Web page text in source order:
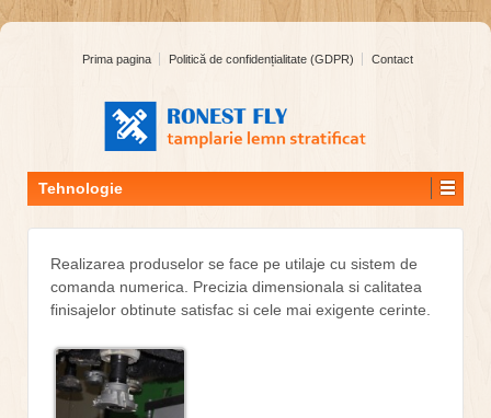
Prima pagina Politică de confidențialitate (GDPR) Contact
Tehnologie
Realizarea produselor se face pe utilaje cu sistem de
comanda numerica. Precizia dimensionala si calitatea
finisajelor obtinute satisfac si cele mai exigente cerinte.